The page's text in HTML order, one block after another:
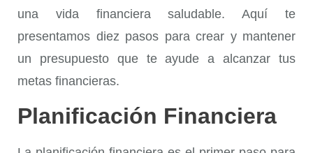
una vida financiera saludable. Aquí te
presentamos diez pasos para crear y mantener
un presupuesto que te ayude a alcanzar tus
metas financieras.
Planificación Financiera